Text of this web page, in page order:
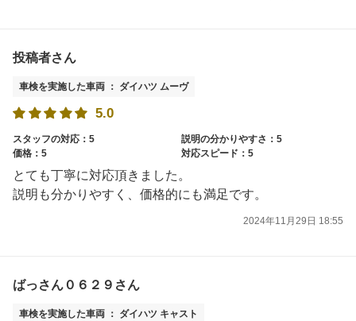
投稿者さん
車検を実施した車両 ： ダイハツ ムーヴ
5.0
スタッフの対応：5
説明の分かりやすさ：5
価格：5
対応スピード：5
とても丁寧に対応頂きました。
説明も分かりやすく、価格的にも満足です。
2024年11月29日 18:55
ばっさん０６２９さん
車検を実施した車両 ： ダイハツ キャスト